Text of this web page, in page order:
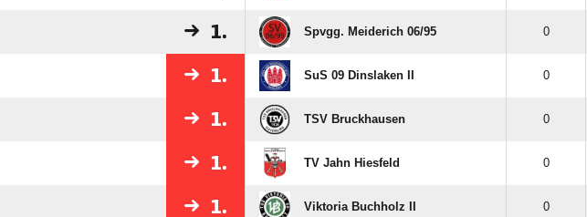
1. Spvgg. Meiderich 06/​95 0
1. SuS 09 Dinslaken II 0
1. TSV Bruckhausen 0
1. TV Jahn Hiesfeld 0
1. Viktoria Buchholz II 0